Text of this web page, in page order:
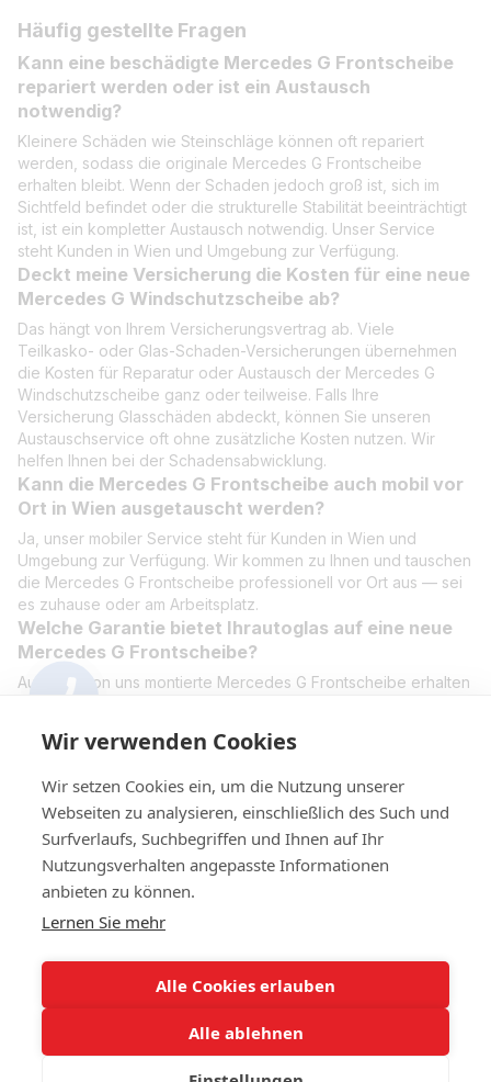
Häufig gestellte Fragen
Kann eine beschädigte Mercedes G Frontscheibe
repariert werden oder ist ein Austausch
notwendig?
Kleinere Schäden wie Steinschläge können oft repariert
werden, sodass die originale Mercedes G Frontscheibe
erhalten bleibt. Wenn der Schaden jedoch groß ist, sich im
Sichtfeld befindet oder die strukturelle Stabilität beeinträchtigt
ist, ist ein kompletter Austausch notwendig. Unser Service
steht Kunden in Wien und Umgebung zur Verfügung.
Deckt meine Versicherung die Kosten für eine neue
Mercedes G Windschutzscheibe ab?
Das hängt von Ihrem Versicherungsvertrag ab. Viele
Teilkasko- oder Glas-Schaden-Versicherungen übernehmen
die Kosten für Reparatur oder Austausch der Mercedes G
Windschutzscheibe ganz oder teilweise. Falls Ihre
Versicherung Glasschäden abdeckt, können Sie unseren
Austauschservice oft ohne zusätzliche Kosten nutzen. Wir
helfen Ihnen bei der Schadensabwicklung.
Kann die Mercedes G Frontscheibe auch mobil vor
Ort in Wien ausgetauscht werden?
Ja, unser mobiler Service steht für Kunden in Wien und
Umgebung zur Verfügung. Wir kommen zu Ihnen und tauschen
die Mercedes G Frontscheibe professionell vor Ort aus — sei
es zuhause oder am Arbeitsplatz.
Welche Garantie bietet Ihrautoglas auf eine neue
Mercedes G Frontscheibe?
Auf jede von uns montierte Mercedes G Frontscheibe erhalten
Qualitäts- und Sicherheitsstandards zu erfüllen – auch bei
+4314420014
© 2023 IHR Autoglas. Ihr Experte für Autoglas
Wir verwenden Cookies
Wir setzen Cookies ein, um die Nutzung unserer
Webseiten zu analysieren, einschließlich des Such und
Surfverlaufs, Suchbegriffen und Ihnen auf Ihr
Nutzungsverhalten angepasste Informationen
anbieten zu können.
Lernen Sie mehr
Alle Cookies erlauben
Alle ablehnen